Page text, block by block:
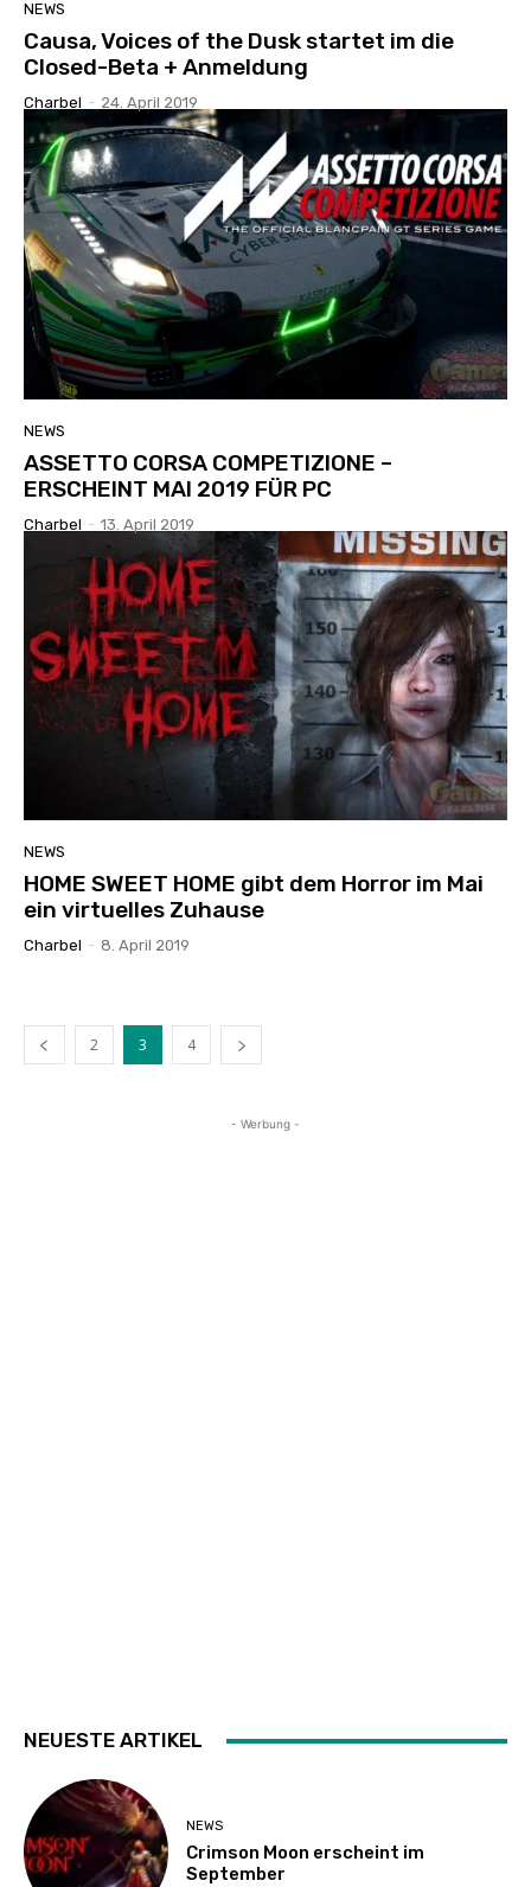
NEWS
Causa, Voices of the Dusk startet im die
Closed-Beta + Anmeldung
Charbel - 24. April 2019
NEWS
ASSETTO CORSA COMPETIZIONE –
ERSCHEINT MAI 2019 FÜR PC
Charbel - 13. April 2019
NEWS
HOME SWEET HOME gibt dem Horror im Mai
ein virtuelles Zuhause
Charbel - 8. April 2019
2 3 4
- Werbung -
NEUESTE ARTIKEL
NEWS
Crimson Moon erscheint im
September